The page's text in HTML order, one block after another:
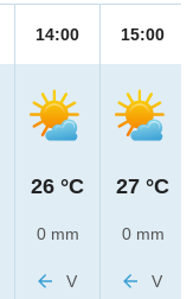
14:00
26 °C
0 mm
V
15:00
27 °C
0 mm
V